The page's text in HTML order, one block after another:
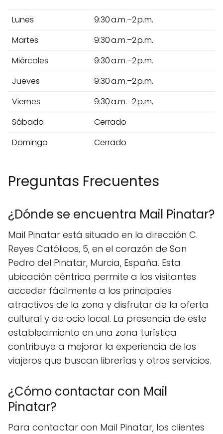
Lunes
9:30 a.m.–2 p.m.
Martes
9:30 a.m.–2 p.m.
Miércoles
9:30 a.m.–2 p.m.
Jueves
9:30 a.m.–2 p.m.
Viernes
9:30 a.m.–2 p.m.
Sábado
Cerrado
Domingo
Cerrado
Preguntas Frecuentes
¿Dónde se encuentra Mail Pinatar?
Mail Pinatar está situado en la dirección C.
Reyes Católicos, 5, en el corazón de San
Pedro del Pinatar, Murcia, España. Esta
ubicación céntrica permite a los visitantes
acceder fácilmente a los principales
atractivos de la zona y disfrutar de la oferta
cultural y de ocio local. La presencia de este
establecimiento en una zona turística
contribuye a mejorar la experiencia de los
viajeros que buscan librerías y otros servicios.
¿Cómo contactar con Mail
Pinatar?
Para contactar con Mail Pinatar, los clientes